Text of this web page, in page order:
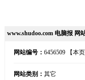
www.shudoo.com 电脑报 网
网站编号： 6456509 【本
网站类别： 其它